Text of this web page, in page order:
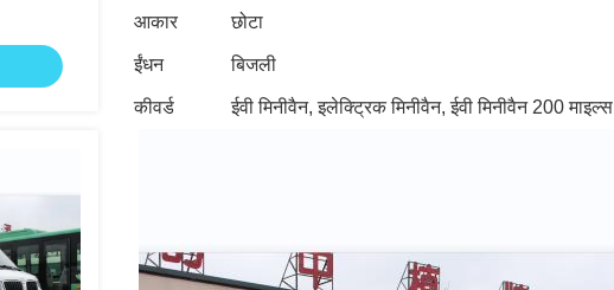
आकार छोटा
ईंधन बिजली
कीवर्ड ईवी मिनीवैन, इलेक्ट्रिक मिनीवैन, ईवी मिनीवैन 200 माइल्स